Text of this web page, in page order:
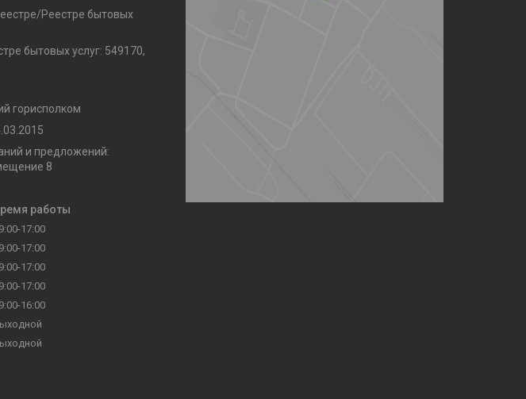
Реестре бытовых
бытовых услуг: 549170,
горисполком
и предложений:
8
работы
17:00
17:00
17:00
17:00
16:00